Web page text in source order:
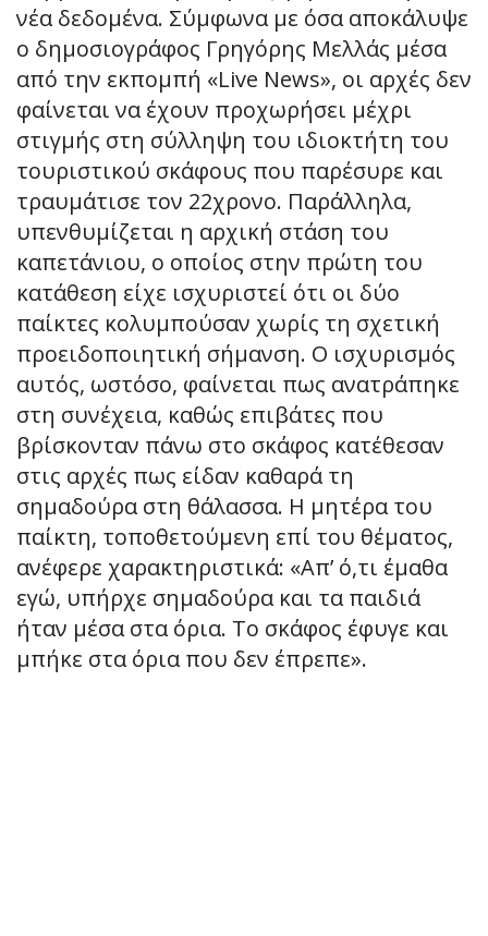
νέα δεδομένα. Σύμφωνα με όσα αποκάλυψε
ο δημοσιογράφος Γρηγόρης Μελλάς μέσα
από την εκπομπή «Live News», οι αρχές δεν
φαίνεται να έχουν προχωρήσει μέχρι
στιγμής στη σύλληψη του ιδιοκτήτη του
τουριστικού σκάφους που παρέσυρε και
τραυμάτισε τον 22χρονο. Παράλληλα,
υπενθυμίζεται η αρχική στάση του
καπετάνιου, ο οποίος στην πρώτη του
κατάθεση είχε ισχυριστεί ότι οι δύο
παίκτες κολυμπούσαν χωρίς τη σχετική
προειδοποιητική σήμανση. Ο ισχυρισμός
αυτός, ωστόσο, φαίνεται πως ανατράπηκε
στη συνέχεια, καθώς επιβάτες που
βρίσκονταν πάνω στο σκάφος κατέθεσαν
στις αρχές πως είδαν καθαρά τη
σημαδούρα στη θάλασσα. Η μητέρα του
παίκτη, τοποθετούμενη επί του θέματος,
ανέφερε χαρακτηριστικά: «Απ’ ό,τι έμαθα
εγώ, υπήρχε σημαδούρα και τα παιδιά
ήταν μέσα στα όρια. Το σκάφος έφυγε και
μπήκε στα όρια που δεν έπρεπε».